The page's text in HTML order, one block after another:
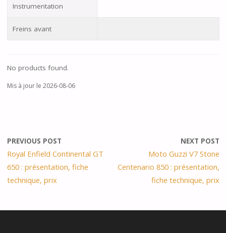
Instrumentation
Freins avant
No products found.
Mis à jour le 2026-08-06
PREVIOUS POST
Royal Enfield Continental GT
650 : présentation, fiche
technique, prix
NEXT POST
Moto Guzzi V7 Stone
Centenario 850 : présentation,
fiche technique, prix